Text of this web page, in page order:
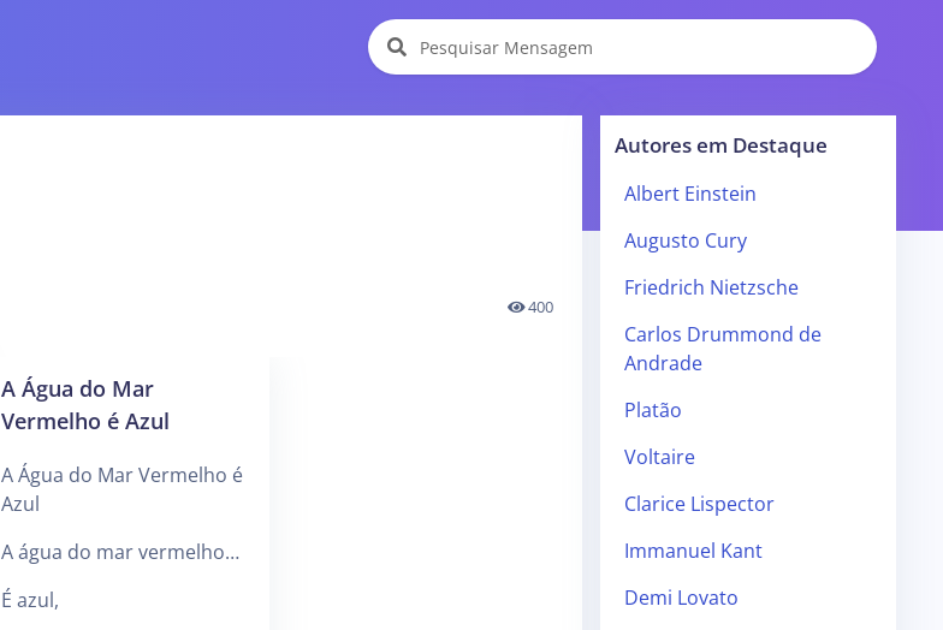
400
A Água do Mar
Vermelho é Azul
A Água do Mar Vermelho é
Azul
A água do mar vermelho…
É azul,
Autores em Destaque
Albert Einstein
Augusto Cury
Friedrich Nietzsche
Carlos Drummond de
Andrade
Platão
Voltaire
Clarice Lispector
Immanuel Kant
Demi Lovato